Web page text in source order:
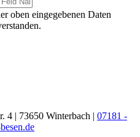
oben eingegebenen Daten
4 | 73650 Winterbach | 07181 -